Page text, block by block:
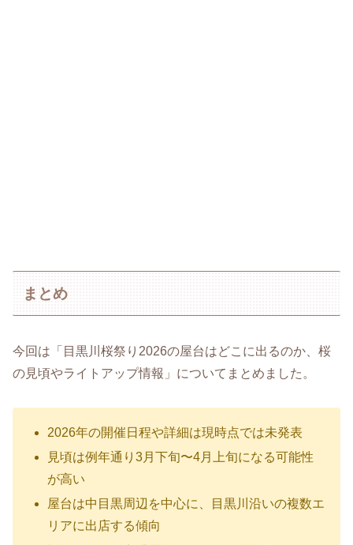
まとめ
今回は「目黒川桜祭り2026の屋台はどこに出るのか、桜
の見頃やライトアップ情報」についてまとめました。
2026年の開催日程や詳細は現時点では未発表
見頃は例年通り3月下旬〜4月上旬になる可能性
が高い
屋台は中目黒周辺を中心に、目黒川沿いの複数エ
リアに出店する傾向